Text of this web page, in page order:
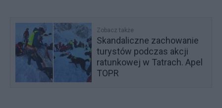
Zobacz także
Skandaliczne zachowanie
turystów podczas akcji
ratunkowej w Tatrach. Apel
TOPR